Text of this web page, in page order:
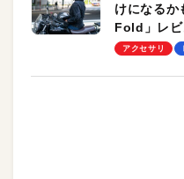
けになる
Fold」レビ
却プレート
アクセサリ